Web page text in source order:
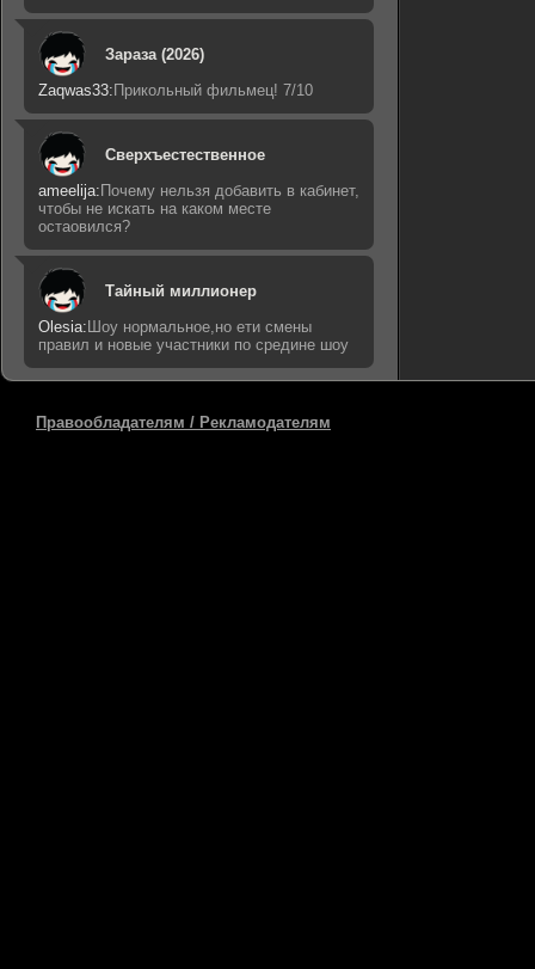
Зараза (2026)
Zaqwas33: Прикольный фильмец! 7/10
Сверхъестественное
ameelija: Почему нельзя добавить в кабинет,
чтобы не искать на каком месте
остаовился?
Тайный миллионер
Olesia: Шоу нормальное,но ети смены
правил и новые участники по средине шоу
Правообладателям / Рекламодателям